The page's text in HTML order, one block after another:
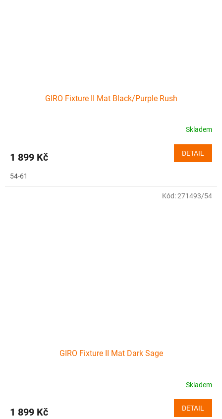
GIRO Fixture II Mat Black/Purple Rush
Skladem
1 899 Kč DETAIL
54-61
GIRO Fixture II Mat Dark Sage
Skladem
1 899 Kč DETAIL
Kód:271493/54